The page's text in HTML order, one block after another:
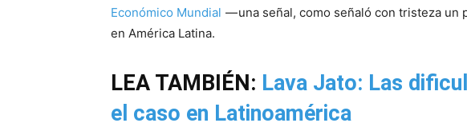
Económico Mundial — una señal, como señaló con tristeza un
en América Latina.
LEA TAMBIÉN: Lava Jato: Las
el caso en Latinoamérica